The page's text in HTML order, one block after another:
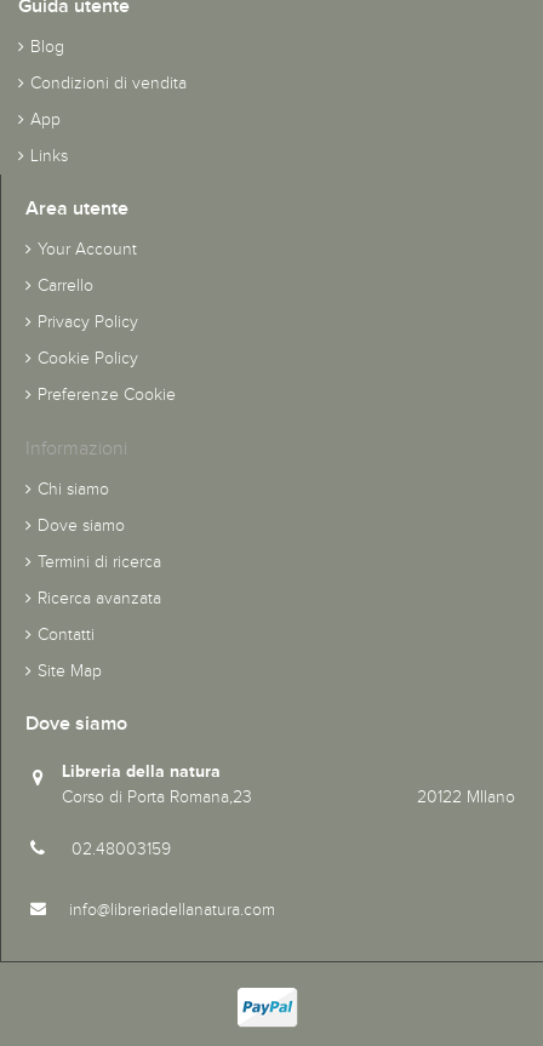
Guida utente
Blog
Condizioni di vendita
App
Links
Area utente
Your Account
Carrello
Privacy Policy
Cookie Policy
Preferenze Cookie
Informazioni
Chi siamo
Dove siamo
Termini di ricerca
Ricerca avanzata
Contatti
Site Map
Dove siamo
Libreria della natura
Corso di Porta Romana,23 20122 MIlano
02.48003159
info@libreriadellanatura.com